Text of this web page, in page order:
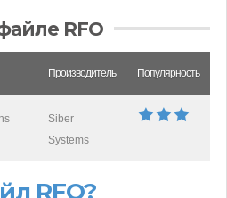
RFO
Производитель Популярность
Siber
Systems
RFO?